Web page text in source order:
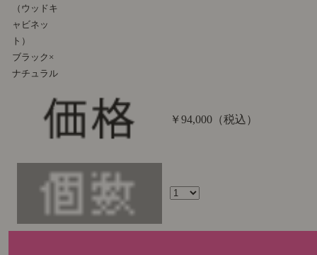
（ウッドキ
ャビネッ
ト）
ブラック×
ナチュラル
￥94,000 （税込）